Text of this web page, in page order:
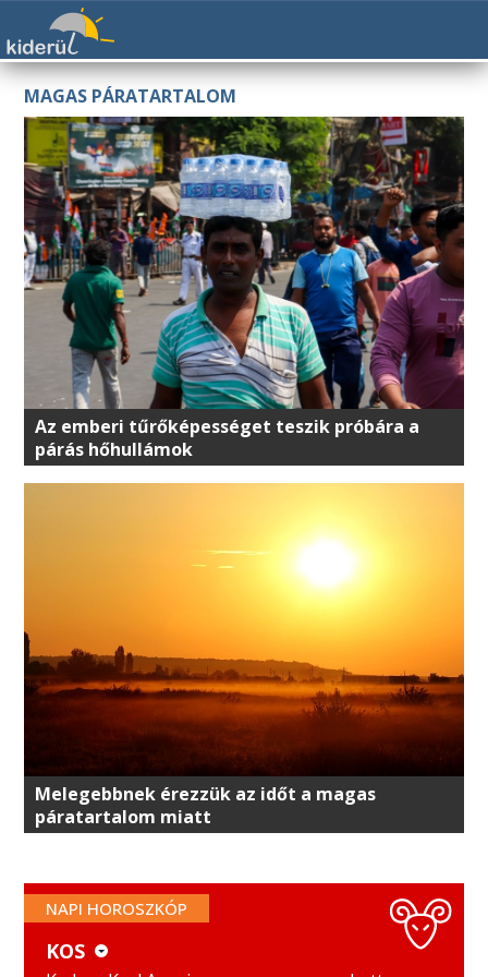
MAGAS PÁRATARTALOM
Az emberi tűrőképességet teszik próbára a
párás hőhullámok
Melegebbnek érezzük az időt a magas
páratartalom miatt
NAPI HOROSZKÓP
KOS
KOS